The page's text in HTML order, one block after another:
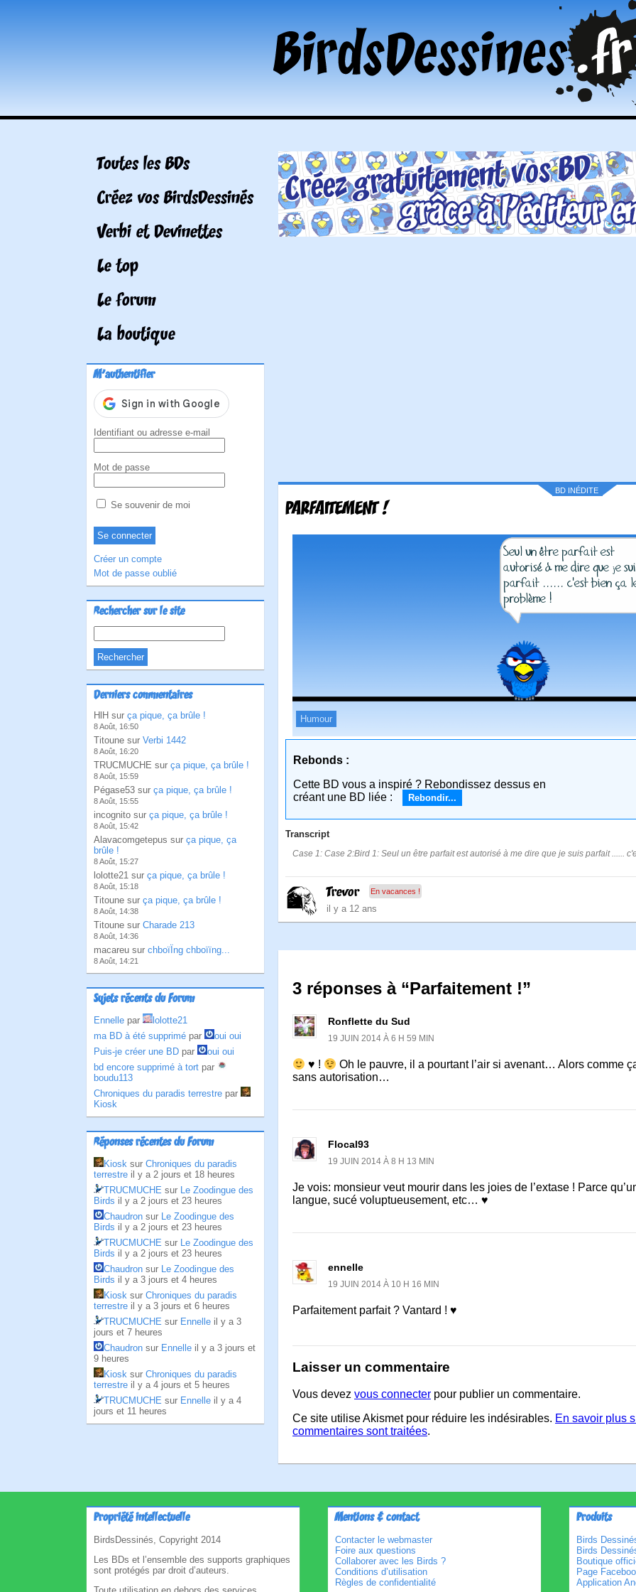
Toutes les BDs
Créez vos BirdsDessinés
Verbi et Devinettes
Le top
Le forum
La boutique
M'authentifier
Identifiant ou adresse e-mail
Mot de passe
Se souvenir de moi
Créer un compte
Mot de passe oublié
Rechercher sur le site
Derniers commentaires
HlH sur ça pique, ça brûle !
8 Août, 16:50
Titoune sur Verbi 1442
8 Août, 16:20
TRUCMUCHE sur ça pique, ça brûle !
8 Août, 15:59
Pégase53 sur ça pique, ça brûle !
8 Août, 15:55
incognito sur ça pique, ça brûle !
8 Août, 15:42
Alavacomgetepus sur ça pique, ça
brûle !
8 Août, 15:27
lolotte21 sur ça pique, ça brûle !
8 Août, 15:18
Titoune sur ça pique, ça brûle !
8 Août, 14:38
Titoune sur Charade 213
8 Août, 14:36
macareu sur chboïÏng chboïïng...
8 Août, 14:21
Sujets récents du Forum
Ennelle par
lolotte21
ma BD à été supprimé par
oui oui
Puis-je créer une BD par
oui oui
bd encore supprimé à tort par
boudu113
Chroniques du paradis terrestre par
Kiosk
Réponses récentes du Forum
Kiosk sur Chroniques du paradis
terrestre il y a 2 jours et 18 heures
TRUCMUCHE sur Le Zoodingue des
Birds il y a 2 jours et 23 heures
Chaudron sur Le Zoodingue des
Birds il y a 2 jours et 23 heures
TRUCMUCHE sur Le Zoodingue des
Birds il y a 2 jours et 23 heures
Chaudron sur Le Zoodingue des
Birds il y a 3 jours et 4 heures
Kiosk sur Chroniques du paradis
terrestre il y a 3 jours et 6 heures
TRUCMUCHE sur Ennelle il y a 3
jours et 7 heures
Chaudron sur Ennelle il y a 3 jours et
9 heures
Kiosk sur Chroniques du paradis
terrestre il y a 4 jours et 5 heures
TRUCMUCHE sur Ennelle il y a 4
jours et 11 heures
BD INÉDITE
PARFAITEMENT !
Humour
Rebonds :
Cette BD vous a inspiré ? Rebondissez dessus en
créant une BD liée :
Rebondir...
Transcript
Case 1: Case 2:Bird 1: Seul un être parfait est autorisé à me dire que je suis parfait ......
Trevor En vacances !
il y a 12 ans
3 réponses à “Parfaitement !”
Ronflette du Sud
19 JUIN 2014 À 6 H 59 MIN
♥ !
Oh le pauvre, il a pourtant l’air si avenant… Alors comme
sans autorisation…
Flocal93
19 JUIN 2014 À 8 H 13 MIN
Je vois: monsieur veut mourir dans les joies de l’extase ! Parce
langue, sucé voluptueusement, etc… ♥
ennelle
19 JUIN 2014 À 10 H 16 MIN
Parfaitement parfait ? Vantard ! ♥
Laisser un commentaire
Vous devez vous connecter pour publier un commentaire.
Ce site utilise Akismet pour réduire les indésirables. En savoir plus
commentaires sont traitées.
Propriété intellectuelle
BirdsDessinés, Copyright 2014
Les BDs et l’ensemble des supports graphiques
sont protégés par droit d’auteurs.
Mentions & contact
Contacter le webmaster
Foire aux questions
Collaborer avec les Birds ?
Conditions d’utilisation
Règles de confidentialité
Produits
Birds
Birds
Boutique
Page
Application